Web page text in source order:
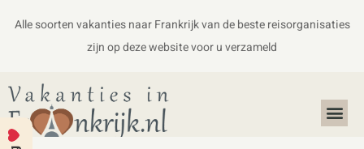
Alle soorten vakanties naar Frankrijk van de beste reisorganisaties
zijn op deze website voor u verzameld